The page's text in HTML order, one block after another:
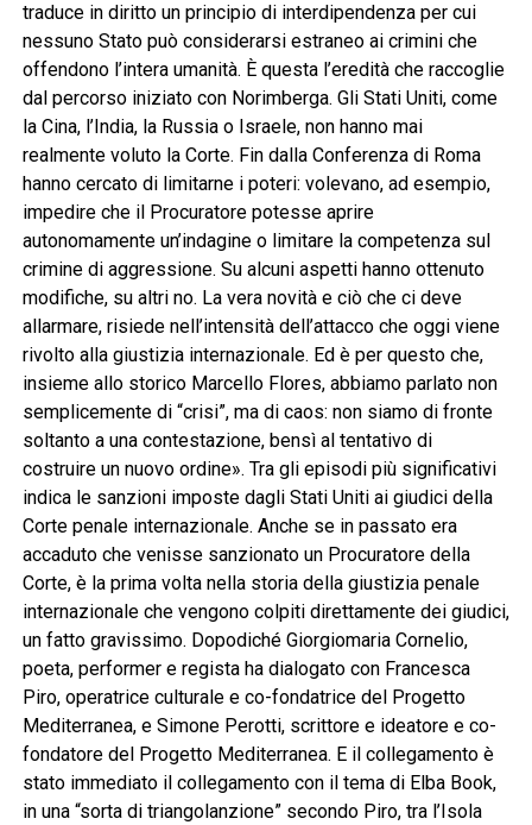
traduce in diritto un principio di interdipendenza per cui
nessuno Stato può considerarsi estraneo ai crimini che
offendono l’intera umanità. È questa l’eredità che raccoglie
dal percorso iniziato con Norimberga. Gli Stati Uniti, come
la Cina, l’India, la Russia o Israele, non hanno mai
realmente voluto la Corte. Fin dalla Conferenza di Roma
hanno cercato di limitarne i poteri: volevano, ad esempio,
impedire che il Procuratore potesse aprire
autonomamente un’indagine o limitare la competenza sul
crimine di aggressione. Su alcuni aspetti hanno ottenuto
modifiche, su altri no. La vera novità e ciò che ci deve
allarmare, risiede nell’intensità dell’attacco che oggi viene
rivolto alla giustizia internazionale. Ed è per questo che,
insieme allo storico Marcello Flores, abbiamo parlato non
semplicemente di “crisi”, ma di caos: non siamo di fronte
soltanto a una contestazione, bensì al tentativo di
costruire un nuovo ordine». Tra gli episodi più significativi
indica le sanzioni imposte dagli Stati Uniti ai giudici della
Corte penale internazionale. Anche se in passato era
accaduto che venisse sanzionato un Procuratore della
Corte, è la prima volta nella storia della giustizia penale
internazionale che vengono colpiti direttamente dei giudici,
un fatto gravissimo. Dopodiché Giorgiomaria Cornelio,
poeta, performer e regista ha dialogato con Francesca
Piro, operatrice culturale e co-fondatrice del Progetto
Mediterranea, e Simone Perotti, scrittore e ideatore e co-
fondatore del Progetto Mediterranea. E il collegamento è
stato immediato il collegamento con il tema di Elba Book,
in una “sorta di triangolanzione” secondo Piro, tra l’Isola